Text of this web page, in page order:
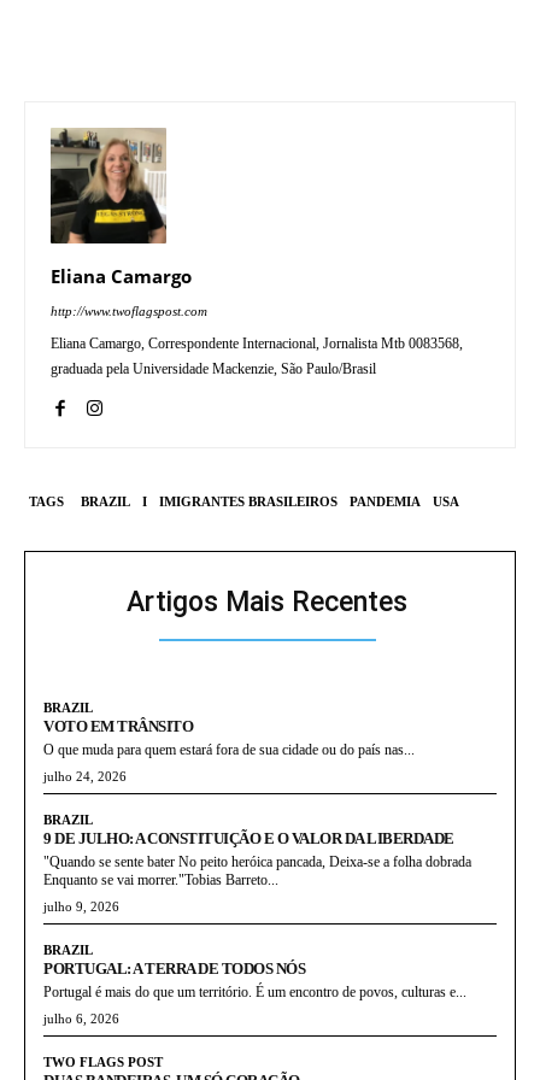
Eliana Camargo
http://www.twoflagspost.com
Eliana Camargo, Correspondente Internacional, Jornalista Mtb 0083568,
graduada pela Universidade Mackenzie, São Paulo/Brasil
TAGS BRAZIL I IMIGRANTES BRASILEIROS PANDEMIA USA
Artigos Mais Recentes
BRAZIL
VOTO EM TRÂNSITO
O que muda para quem estará fora de sua cidade ou do país nas...
julho 24, 2026
BRAZIL
9 DE JULHO: A CONSTITUIÇÃO E O VALOR DA LIBERDADE
"Quando se sente bater No peito heróica pancada, Deixa-se a folha dobrada
Enquanto se vai morrer."Tobias Barreto...
julho 9, 2026
BRAZIL
PORTUGAL: A TERRA DE TODOS NÓS
Portugal é mais do que um território. É um encontro de povos, culturas e...
julho 6, 2026
TWO FLAGS POST